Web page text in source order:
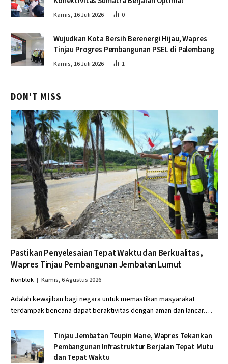
Kamis, 16 Juli 2026 0
Wujudkan Kota Bersih Berenergi Hijau, Wapres
Tinjau Progres Pembangunan PSEL di Palembang
Kamis, 16 Juli 2026 1
DON'T MISS
Pastikan Penyelesaian Tepat Waktu dan Berkualitas,
Wapres Tinjau Pembangunan Jembatan Lumut
Nonblok Kamis, 6 Agustus 2026
Adalah kewajiban bagi negara untuk memastikan masyarakat
terdampak bencana dapat beraktivitas dengan aman dan lancar.…
Tinjau Jembatan Teupin Mane, Wapres Tekankan
Pembangunan Infrastruktur Berjalan Tepat Mutu
dan Tepat Waktu